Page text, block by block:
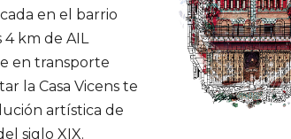
en el barrio
4 km de AIL
en transporte
la Casa Vicens te
artística de
siglo XIX.